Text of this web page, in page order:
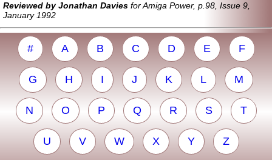
Reviewed by Jonathan Davies for Amiga Power, p.98, Issue 9,
January 1992
# A B C D E F
G H I J K L M
N O P Q R S T
U V W X Y Z